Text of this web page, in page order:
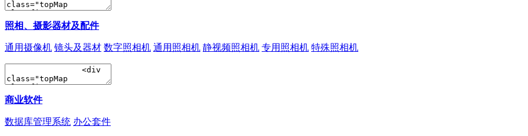
照相、摄影器材及配件
通用摄像机 镜头及器材 数字照相机 通用照相机 静视频照相机 专用照相机 特殊照相机
商业软件
数据库管理系统 办公套件